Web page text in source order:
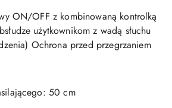
ON/OFF z kombinowaną kontrolką
użytkownikom z wadą słuchu
Ochrona przed przegrzaniem
50 cm